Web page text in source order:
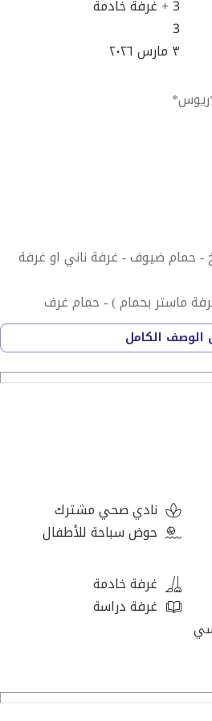
3+ غرفة خادمة
3
٣ مارس ٢٠٢٦
حمام ضيوف - غرفة ناني او غرفة
الدور الاول
الكامل
نادي صحي مشترك
حوض سباحة للأطفال
غرفة خادمة
غرفة دراسة